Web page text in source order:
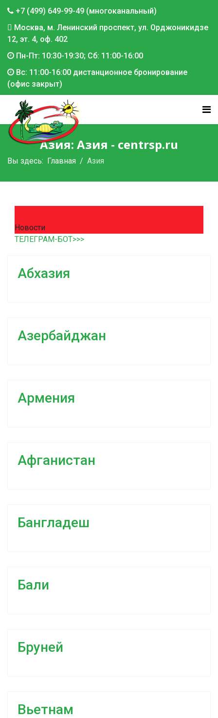
+7 (499) 649-99-49 (многоканальный)
Москва, м. Ленинский проспект, ул. Орджоникидзе
12, эт. 4, оф. 402
Пн-Пт: 10:30-19:30; Сб: 11:00-16:00
Вс: 11:00-16:00 дистанционное бронирование
(офис закрыт)
Азия: Азия - centrsp.ru
Вы здесь: Главная Азия
Новости
ТЕЛЕГРАМ-БОТ>>>
Абхазия
Азербайджан
Армения
Афганистан
Бангладеш
Бали
Бруней
Вьетнам